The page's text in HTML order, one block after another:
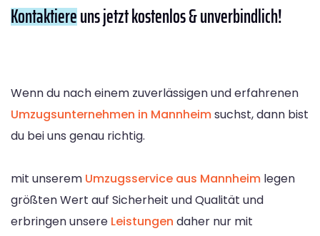
Kontaktiereuns jetzt kostenlos & unverbindlich!
Wenn du nach einem zuverlässigen und erfahrenen
Umzugsunternehmen in Mannheimsuchst, dann bist
du bei uns genau richtig.
mit unserem Umzugsservice aus Mannheim legen
größten Wert auf Sicherheit und Qualität und
erbringen unsere Leistungen daher nur mit